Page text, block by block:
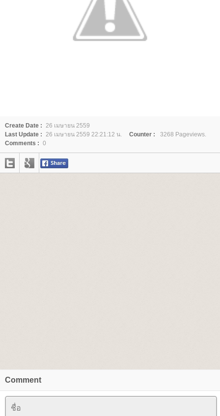
Create Date : 26 เมษายน 2559
Last Update : 26 เมษายน 2559 22:21:12 น. Counter :
3268 Pageviews.
Comments : 0
Comment